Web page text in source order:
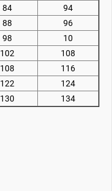
84
94
88
96
98
10
102
108
108
116
122
124
130 134